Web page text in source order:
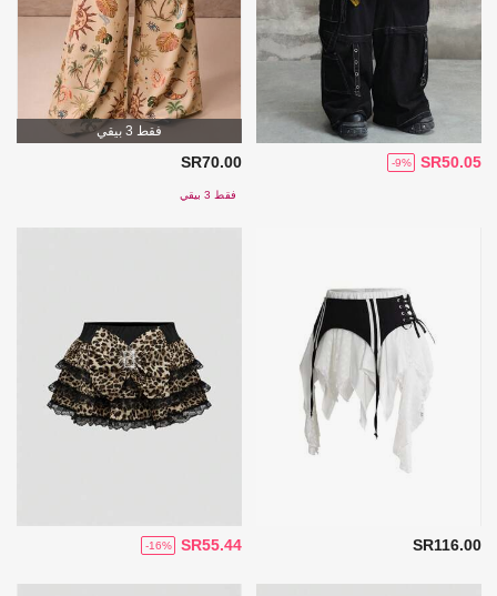
SR50.05
-9%
فقط 3 بيقي
SR70.00
فقط 3 بيقي
SR116.00
SR55.44
-16%